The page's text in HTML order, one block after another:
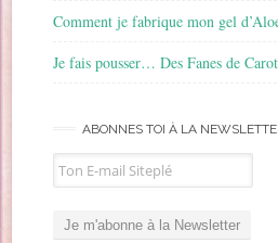
Comment je fabrique mon gel
Je fais pousser… Des Fanes de
ABONNES TOI À LA